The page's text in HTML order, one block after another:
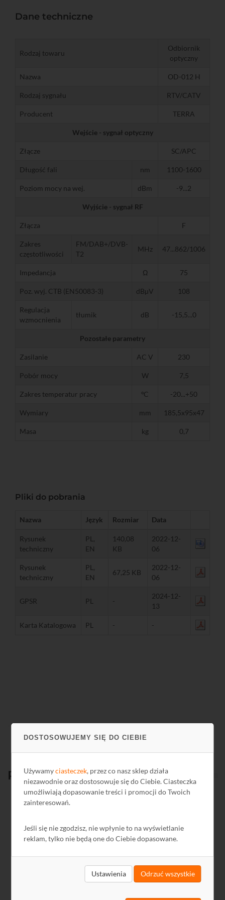
DOSTOSOWUJEMY SIĘ DO CIEBIE
Używamyciasteczek, przez co nasz sklep działa
niezawodnie oraz dostosowuje się do Ciebie. Ciasteczka
umożliwiają dopasowanie treści i promocji do Twoich
zainteresowań.
Jeśli się nie zgodzisz, nie wpłynie to na wyświetlanie
reklam, tylko nie będą one do Ciebie dopasowane.
Ustawienia Odrzuć wszystkie
Dane techniczne
Rodzaj towaru
Odbiornik
optyczny
Nazwa OD-012 H
Rodzaj sygnału RTV/CATV
Producent TERRA
Wejście - sygnał optyczny
Złącze SC/APC
Długość fali nm 1100-1600
Poziom mocy na wej. dBm -9...2
Wyjście - sygnał RF
Złącza F
Zakres
częstotliwości
FM/DAB+/DVB-
T2
MHz 47...862/1006
Impedancja Ω 75
Poz. wyj. CTB (EN50083-3) dBµV 108
Regulacja
wzmocnienia
tłumik dB -15,5...0
Pozostałe parametry
Zasilanie AC V 230
Pobór mocy W 7,5
Zakres temperatur pracy ºC -20...+50
Wymiary mm 185,5x95x47
Masa kg 0,7
Pliki do pobrania
Nazwa Język Rozmiar Data
Rysunek
techniczny
PL,
EN
140,08
KB
2022-12-
06
Rysunek
techniczny
PL,
EN
67,25 KB
2022-12-
06
GPSR PL -
2024-12-
13
Karta Katalogowa PL - -
Produktypowiązane